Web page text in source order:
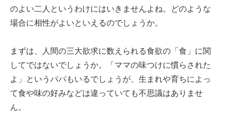
のよい二人というわけにはいきませんよね。どのような
場合に相性がよいといえるのでしょうか。
まずは、人間の三大欲求に数えられる食欲の「食」に関
してではないでしょうか。「ママの味つけに慣らされた
よ」というパパもいるでしょうが、生まれや育ちによっ
て食や味の好みなどは違っていても不思議はありませ
ん。